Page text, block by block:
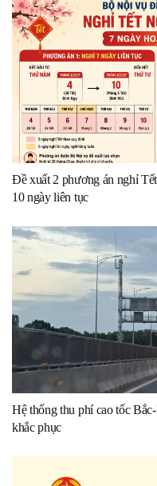
Đề xuất 2 phương án nghỉ
10 ngày liên tục
Hệ thống thu phí cao tốc
khắc phục